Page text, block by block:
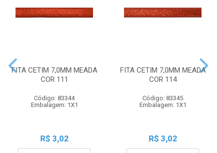
FITA CETIM 7,0MM MEADA
COR 111
Código: 83344
Embalagem: 1X1
R$ 3,02
FITA CETIM 7,0MM MEADA
COR 114
Código: 83345
Embalagem: 1X1
R$ 3,02